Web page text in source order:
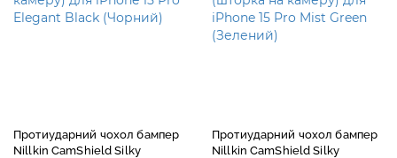
Протиударний чохол бампер
Nillkin CamShield Silky
Протиударний чохол бампер
Nillkin CamShield Silky